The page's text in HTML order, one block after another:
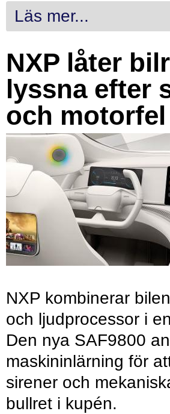
Läs mer...
NXP låter
lyssna efter
och motorfel
NXP kombinerar
och ljudprocessor i
Den nya SAF9800
maskininlärning för
sirener och
bullret i kupén.